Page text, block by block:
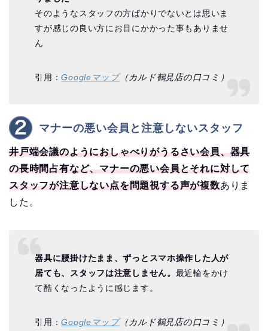
そのようなスタッフの方ばかりでないとは思いま
すが感じの良い方にお目にかかった事もありませ
ん
引用：Googleマップ（カルド鶴見店の口コミ）
マナーの悪い会員と注意しないスタッフ
井戸端会議のようにおしゃべりがうるさい会員、器具
の長時間占有など、マナーの悪い会員とそれに対して
スタッフが注意しない点を問題視する声が複数ありま
した。
器具に腰掛けたまま、ずっとスマホ操作した人が
居ても、スタッフは注意しません。 最近輪をかけ
て酷くなったように感じます。
引用：Googleマップ（カルド鶴見店の口コミ）